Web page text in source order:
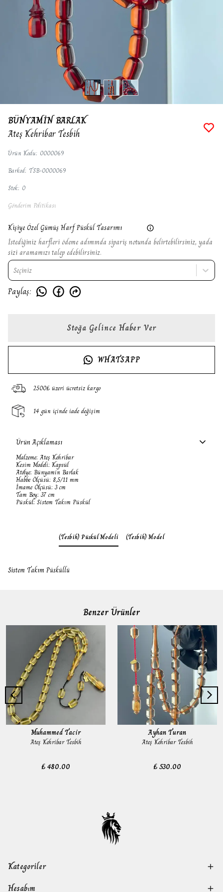
BÜNYAMİN BARLAK
Ateş Kehribar Tesbih
Ürün Kodu: 0000069
Barkod: TSB-0000069
Stok: 0
Gönderim Politikası
Kişiye Özel Gümüş Harf Püskül Tasarımı
İstediğiniz harfleri ödeme adımında sipariş notunda belirtebilirsiniz, yada
sizi aramamızı talep edebilirsiniz.
Seçiniz
Paylaş:
Stoğa Gelince Haber Ver
WHATSAPP
2500₺ üzeri ücretsiz kargo
14 gün içinde iade değişim
Ürün Açıklaması
Malzeme: Ateş Kehribar
Kesim Modeli: Kapsül
Atölye: Bünyamin Barlak
Habbe Ölçüsü: 8,5/11 mm
İmame Ölçüsü: 3 cm
Tam Boy: 37 cm
Püskül: Sistem Takım Püskül
(Tesbih) Püskül Modeli (Tesbih) Model
Sistem Takım Püsküllü
Benzer Ürünler
Muhammed Tacir
Ateş Kehribar Tesbih
₺ 480.00
Ayhan Turan
Ateş Kehribar Tesbih
₺ 530.00
Kategoriler
Hesabım